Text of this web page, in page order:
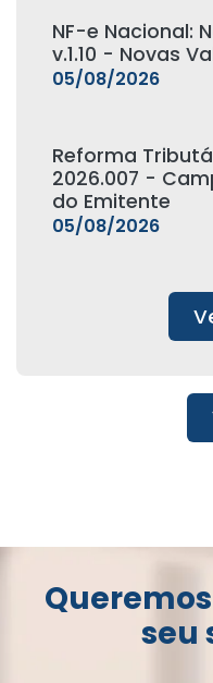
NF-e Nacional:
v.1.10 - Novas
05/08/2026
Reforma
2026.007 -
do Emitente
05/08/2026
seu